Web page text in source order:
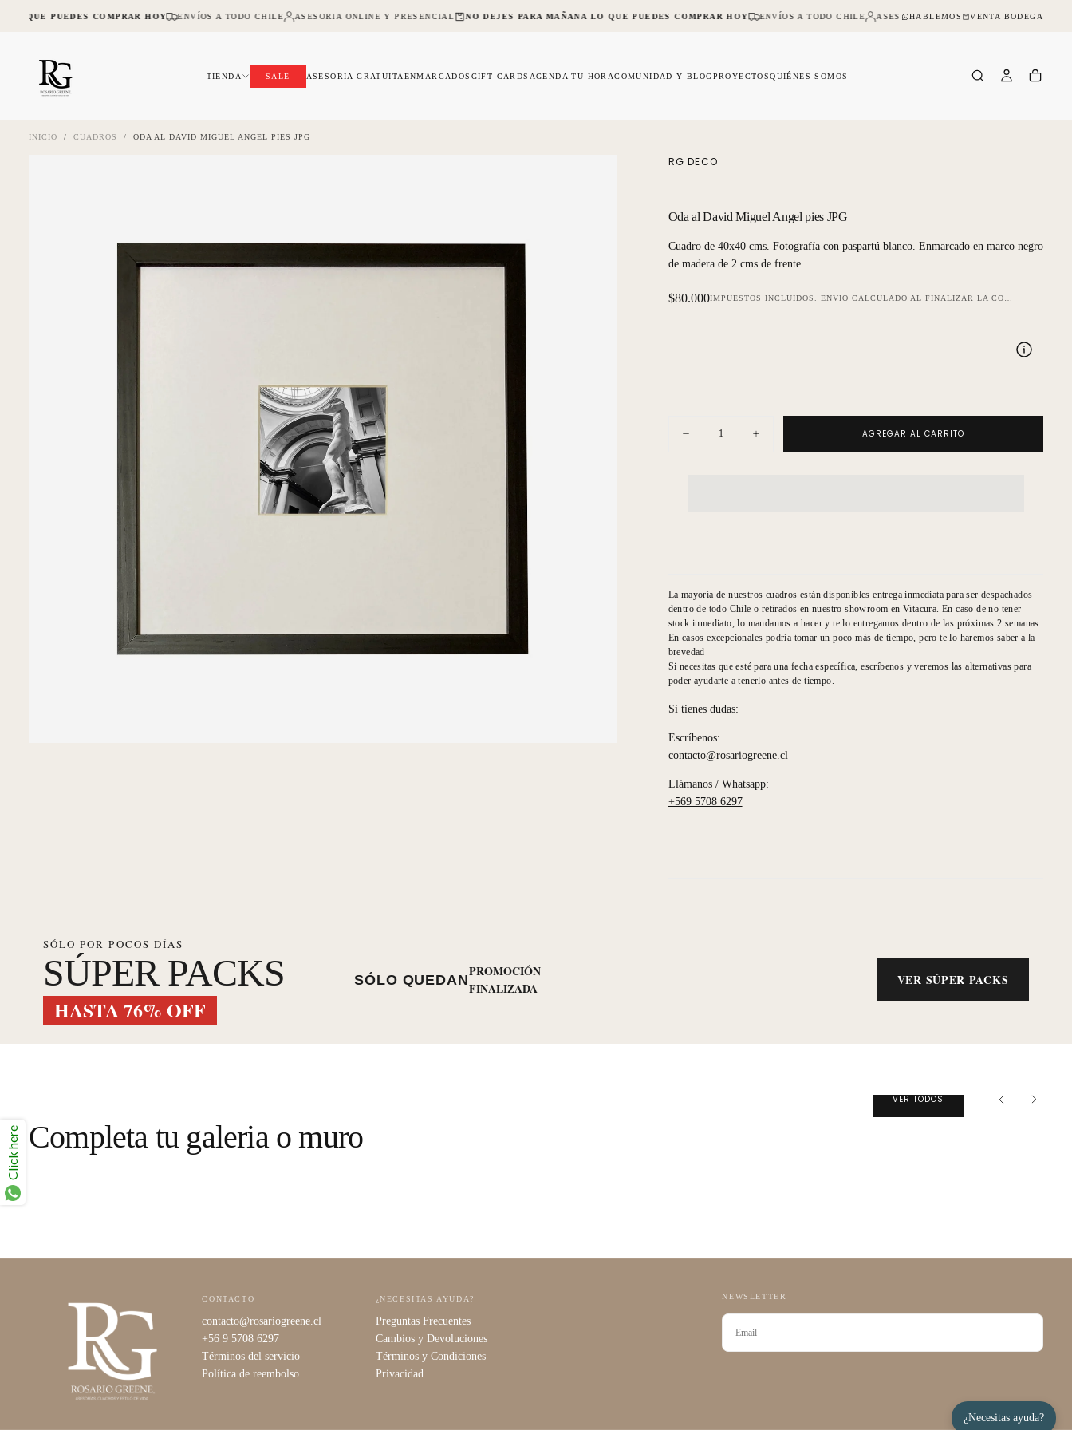
¿Necesitas ayuda?
SALTAR
LO QUE PUEDES COMPRAR HOY ENVÍOS A TODO CHILE ASESORIA ONLINE Y PRESENCIAL NO DEJES PARA MAÑANA LO QUE PUEDES COMPRAR HOY ENVÍOS A TODO CHILE ASESORIA ONLINE Y PRESENCIAL
HABLEMOS VENTA BODEGA
TIENDA SALE ASESORIA GRATUITA ENMARCADOS GIFT CARDS AGENDA TU HORACOMUNIDAD Y BLOGPROYECTOSQUIÉNES SOMOS
INICIO / CUADROS / ODA AL DAVID MIGUEL ANGEL PIES JPG
RG DECO
Oda al David Miguel Angel pies JPG
Cuadro de 40x40 cms. Fotografía con paspartú blanco. Enmarcado en marco negro
de madera de 2 cms de frente.
Precio
$80.000IMPUESTOS INCLUIDOS. ENVÍO CALCULADO AL FINALIZAR LA COMPRA.
Disminuir
Aumentar
cantidad
AGREGAR AL CARRITO
La mayoría de nuestros cuadros están disponibles entrega inmediata para ser despachados
dentro de todo Chile o retirados en nuestro showroom en Vitacura. En caso de no tener
stock inmediato, lo mandamos a hacer y te lo entregamos dentro de las próximas 2 semanas.
En casos excepcionales podría tomar un poco más de tiempo, pero te lo haremos saber a la
brevedad
Si necesitas que esté para una fecha específica, escríbenos y veremos las alternativas para
poder ayudarte a tenerlo antes de tiempo.
Si tienes dudas:
Escríbenos:
contacto@rosariogreene.cl
Llámanos / Whatsapp:
+569 5708 6297
SÓLO POR POCOS DÍAS
SÚPER PACKS
HASTA 76% OFF
SÓLO QUEDAN
PROMOCIÓN
FINALIZADA
VER SÚPER PACKS
Completa tu galeria o muro
VER TODOS
CONTACTO
contacto@rosariogreene.cl
+56 9 5708 6297
Términos del servicio
Política de reembolso
¿NECESITAS AYUDA?
Preguntas Frecuentes
Cambios y Devoluciones
Términos y Condiciones
Privacidad
NEWSLETTER
CORREO
ELECTRÓNICO
Click here